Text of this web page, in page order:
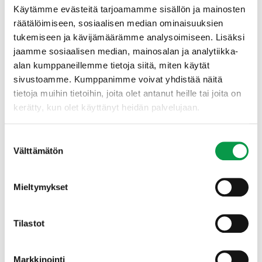
Käytämme evästeitä tarjoamamme sisällön ja mainosten
räätälöimiseen, sosiaalisen median ominaisuuksien
tukemiseen ja kävijämäärämme analysoimiseen. Lisäksi
jaamme sosiaalisen median, mainosalan ja analytiikka-
alan kumppaneillemme tietoja siitä, miten käytät
sivustoamme. Kumppanimme voivat yhdistää näitä
tietoja muihin tietoihin, joita olet antanut heille tai joita on
kerätty, kun olet käyttänyt heidän palvelujaan.
valinta
Välttämätön
Mieltymykset
Tilastot
Markkinointi